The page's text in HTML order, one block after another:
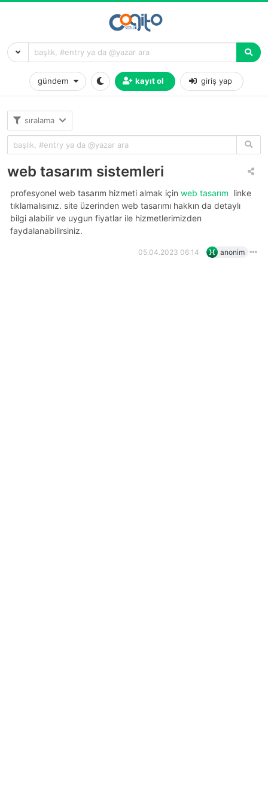
gündem kayıt ol giriş yap
sıralama
web tasarım sistemleri
profesyonel web tasarım hizmeti almak için web tasarım linke
tıklamalısınız. site üzerinden web tasarımı hakkın da detaylı
bilgi alabilir ve uygun fiyatlar ile hizmetlerimizden
faydalanabilirsiniz.
05.04.2023 06:14 anonim